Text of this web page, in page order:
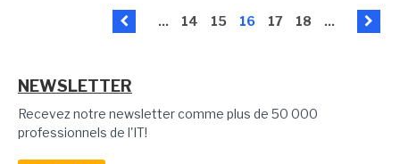
... 14 15 16 17 18 ...
NEWSLETTER
Recevez notre newsletter comme plus de 50 000
professionnels de l'IT!